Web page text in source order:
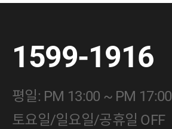
1599-1916
평일: PM 13:00 ~ PM 17:00
토요일/일요일/공휴일 OFF